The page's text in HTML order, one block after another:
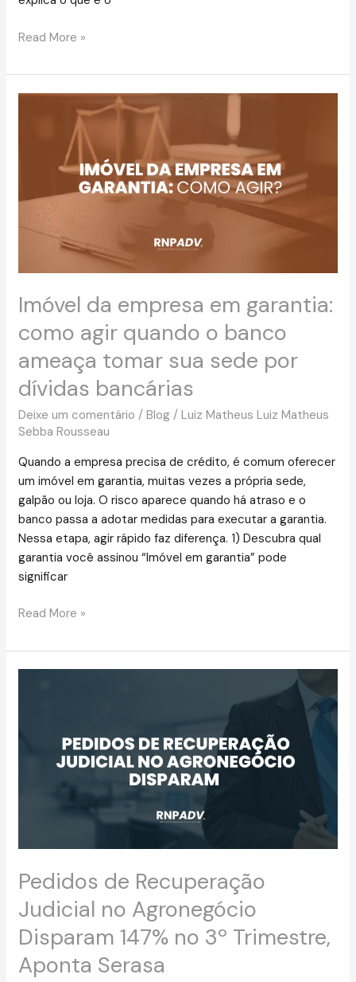
Read More »
Imóvel da empresa em garantia:
como agir quando o banco
ameaça tomar sua sede por
dívidas bancárias
Deixe um comentário /Blog /Luiz Matheus Luiz Matheus
Sebba Rousseau
Quando a empresa precisa de crédito, é comum oferecer
um imóvel em garantia, muitas vezes a própria sede,
galpão ou loja. O risco aparece quando há atraso e o
banco passa a adotar medidas para executar a garantia.
Nessa etapa, agir rápido faz diferença. 1) Descubra qual
garantia você assinou “Imóvel em garantia” pode
significar
garantia:
como
quando
banco
ameaça
tomar
sua
por
dívidas
bancárias
Read More »
Pedidos de Recuperação
Judicial no Agronegócio
Disparam 147% no 3º Trimestre,
Aponta Serasa
no
3º
Trimestre,
Aponta
Serasa